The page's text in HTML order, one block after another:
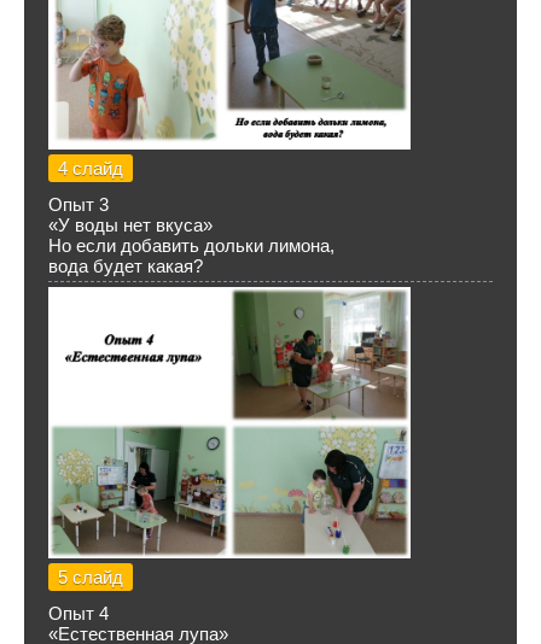
4 слайд
Опыт 3
«У воды нет вкуса»
Но если добавить дольки лимона,
вода будет какая?
5 слайд
Опыт 4
«Естественная лупа»